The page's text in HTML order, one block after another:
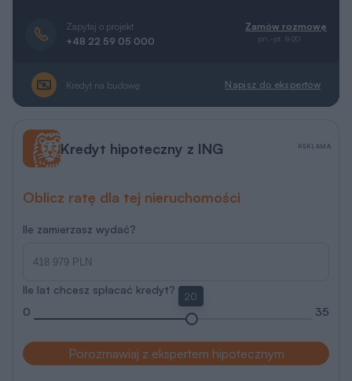
Zapytaj o projekt
+48 22 59 05 000
Zamów rozmowę
pn.-pt. 8-20
Kredyt na budowę Napisz do ekspertów
Kredyt hipoteczny z ING
Oblicz ratę dla tej nieruchomości
Ile zamierzasz wydać?
Ile lat chcesz spłacać kredyt?
0
20
35
Porozmawiaj z ekspertem hipotecznym
REKLAMA